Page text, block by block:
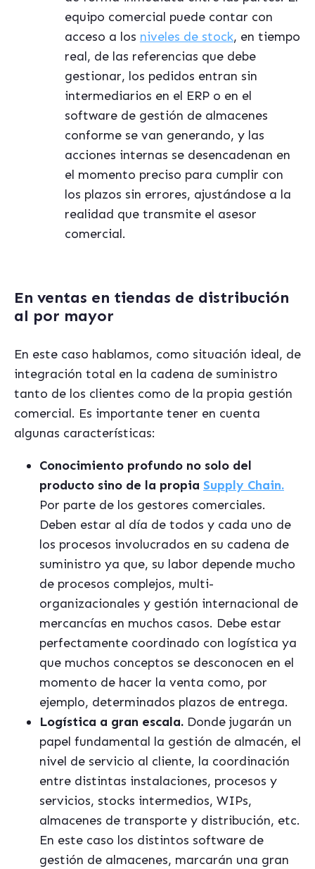
equipo comercial puede contar con
acceso a los niveles de stock, en tiempo
real, de las referencias que debe
gestionar, los pedidos entran sin
intermediarios en el ERP o en el
software de gestión de almacenes
conforme se van generando, y las
acciones internas se desencadenan en
el momento preciso para cumplir con
los plazos sin errores, ajustándose a la
realidad que transmite el asesor
comercial.
En ventas en tiendas de distribución
al por mayor
En este caso hablamos, como situación ideal, de
integración total en la cadena de suministro
tanto de los clientes como de la propia gestión
comercial. Es importante tener en cuenta
algunas características:
Conocimiento profundo no solo del
producto sino de la propia Supply Chain.
Por parte de los gestores comerciales.
Deben estar al día de todos y cada uno de
los procesos involucrados en su cadena de
suministro ya que, su labor depende mucho
de procesos complejos, multi-
organizacionales y gestión internacional de
mercancías en muchos casos. Debe estar
perfectamente coordinado con logística ya
que muchos conceptos se desconocen en el
momento de hacer la venta como, por
ejemplo, determinados plazos de entrega.
Logística a gran escala. Donde jugarán un
papel fundamental la gestión de almacén, el
nivel de servicio al cliente, la coordinación
entre distintas instalaciones, procesos y
servicios, stocks intermedios, WIPs,
almacenes de transporte y distribución, etc.
En este caso los distintos software de
gestión de almacenes, marcarán una gran